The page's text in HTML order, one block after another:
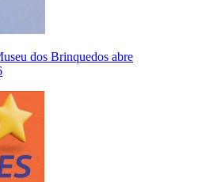
dos Brinquedos abre